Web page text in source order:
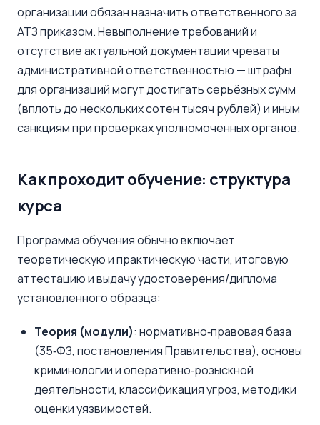
организации обязан назначить ответственного за
АТЗ приказом. Невыполнение требований и
отсутствие актуальной документации чреваты
административной ответственностью — штрафы
для организаций могут достигать серьёзных сумм
(вплоть до нескольких сотен тысяч рублей) и иным
санкциям при проверках уполномоченных органов.
Как проходит обучение: структура
курса
Программа обучения обычно включает
теоретическую и практическую части, итоговую
аттестацию и выдачу удостоверения/диплома
установленного образца:
Теория (модули): нормативно‑правовая база
(35‑ФЗ, постановления Правительства), основы
криминологии и оперативно‑розыскной
деятельности, классификация угроз, методики
оценки уязвимостей.